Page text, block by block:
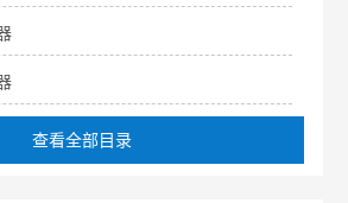
查看全部目录